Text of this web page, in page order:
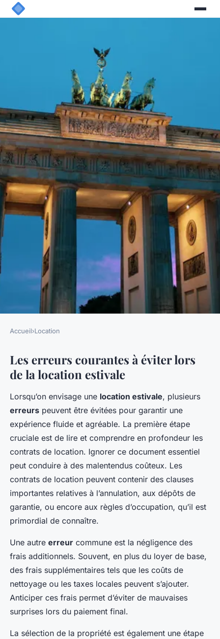
Les erreurs à éviter lors de la
location estivale
Clément•9 mars 2025 •6 min de lecture
Accueil›Location
Les erreurs courantes à éviter lors
de la location estivale
Lorsqu’on envisage une location estivale, plusieurs
erreurs peuvent être évitées pour garantir une
expérience fluide et agréable. La première étape
cruciale est de lire et comprendre en profondeur les
contrats de location. Ignorer ce document essentiel
peut conduire à des malentendus coûteux. Les
contrats de location peuvent contenir des clauses
importantes relatives à l’annulation, aux dépôts de
garantie, ou encore aux règles d’occupation, qu’il est
primordial de connaître.
Une autre erreur commune est la négligence des
frais additionnels. Souvent, en plus du loyer de base,
des frais supplémentaires tels que les coûts de
nettoyage ou les taxes locales peuvent s’ajouter.
Anticiper ces frais permet d’éviter de mauvaises
surprises lors du paiement final.
La sélection de la propriété est également une étape